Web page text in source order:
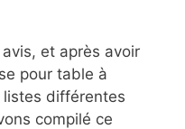
avis, et après avoir
pour table à
différentes
compilé ce